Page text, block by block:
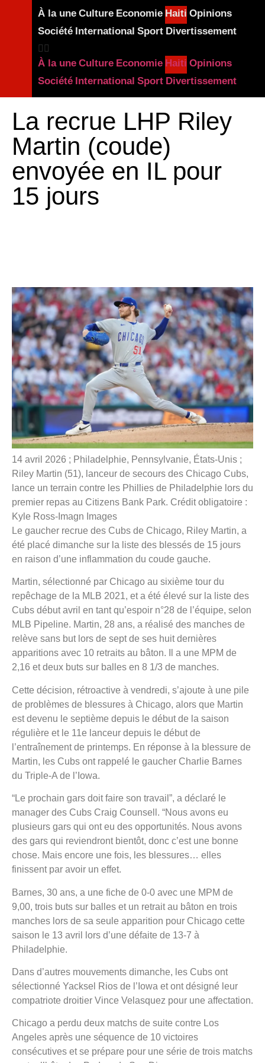
À la une Culture Economie Haiti Opinions
Société International Sport Divertissement
À la une Culture Economie Haiti Opinions
Société International Sport Divertissement
La recrue LHP Riley
Martin (coude)
envoyée en IL pour
15 jours
14 avril 2026 ; Philadelphie, Pennsylvanie, États-Unis ;
Riley Martin (51), lanceur de secours des Chicago Cubs,
lance un terrain contre les Phillies de Philadelphie lors du
premier repas au Citizens Bank Park. Crédit obligatoire :
Kyle Ross-Imagn Images
Le gaucher recrue des Cubs de Chicago, Riley Martin, a
été placé dimanche sur la liste des blessés de 15 jours
en raison d’une inflammation du coude gauche.
Martin, sélectionné par Chicago au sixième tour du
repêchage de la MLB 2021, et a été élevé sur la liste des
Cubs début avril en tant qu’espoir n°28 de l’équipe, selon
MLB Pipeline. Martin, 28 ans, a réalisé des manches de
relève sans but lors de sept de ses huit dernières
apparitions avec 10 retraits au bâton. Il a une MPM de
2,16 et deux buts sur balles en 8 1/3 de manches.
Cette décision, rétroactive à vendredi, s’ajoute à une pile
de problèmes de blessures à Chicago, alors que Martin
est devenu le septième depuis le début de la saison
régulière et le 11e lanceur depuis le début de
l’entraînement de printemps. En réponse à la blessure de
Martin, les Cubs ont rappelé le gaucher Charlie Barnes
du Triple-A de l’Iowa.
“Le prochain gars doit faire son travail”, a déclaré le
manager des Cubs Craig Counsell. “Nous avons eu
plusieurs gars qui ont eu des opportunités. Nous avons
des gars qui reviendront bientôt, donc c’est une bonne
chose. Mais encore une fois, les blessures… elles
finissent par avoir un effet.
Barnes, 30 ans, a une fiche de 0-0 avec une MPM de
9,00, trois buts sur balles et un retrait au bâton en trois
manches lors de sa seule apparition pour Chicago cette
saison le 13 avril lors d’une défaite de 13-7 à
Philadelphie.
Dans d’autres mouvements dimanche, les Cubs ont
sélectionné Yacksel Rios de l’Iowa et ont désigné leur
compatriote droitier Vince Velasquez pour une affectation.
Chicago a perdu deux matchs de suite contre Los
Angeles après une séquence de 10 victoires
consécutives et se prépare pour une série de trois matchs